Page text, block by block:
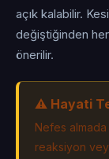
açık kalabilir.
değiştiğinden
önerilir.
⚠️ Hayati
Nefes
reaksiyon